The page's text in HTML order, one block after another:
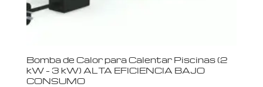
Bomba de Calor para Calentar Piscinas (2
kW – 3 kW) ALTA EFICIENCIA BAJO
CONSUMO